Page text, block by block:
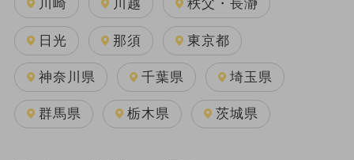
川崎 川越 秩父・長瀞
日光 那須 東京都
神奈川県 千葉県 埼玉県
群馬県 栃木県 茨城県